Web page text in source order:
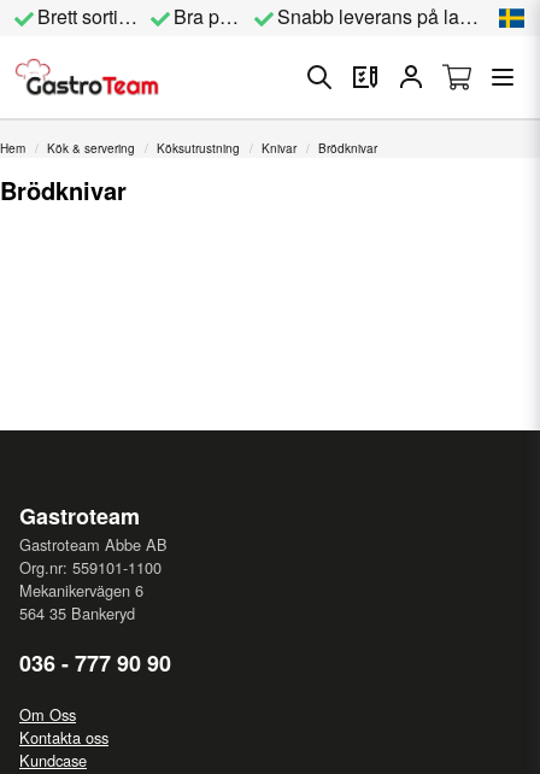
Brett sortiment Bra priser Snabb leverans på lagervara
Hem Kök & servering Köksutrustning Knivar Brödknivar
Brödknivar
Gastroteam
Gastroteam Abbe AB
Org.nr: 559101-1100
Mekanikervägen 6
564 35 Bankeryd
036 - 777 90 90
Om Oss
Kontakta oss
Kundcase